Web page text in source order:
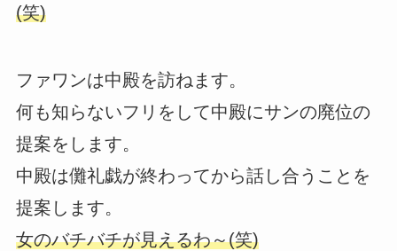
(笑)
ファワンは中殿を訪ねます。
何も知らないフリをして中殿にサンの廃位の
提案をします。
中殿は儺礼戯が終わってから話し合うことを
提案します。
女のバチバチが見えるわ～(笑)